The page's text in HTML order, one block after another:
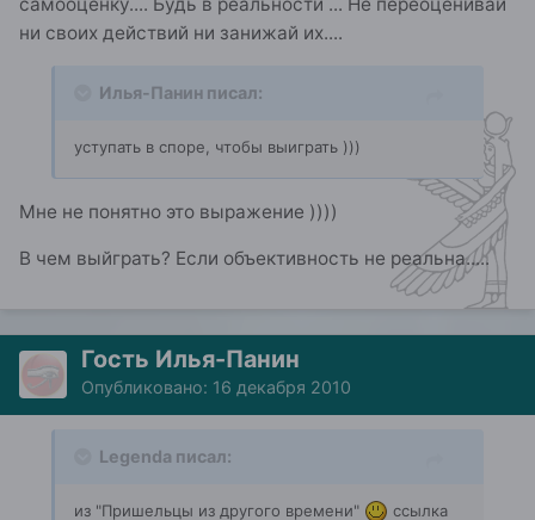
ни своих действий ни занижай их....
Илья-Панин писал:
уступать в споре, чтобы выиграть )))
Мне не понятно это выражение ))))
В чем выйграть? Если объективность не реальна.....
Гость Илья-Панин
Опубликовано: 16 декабря 2010
Legenda писал:
из "Пришельцы из другого времени" ссылка